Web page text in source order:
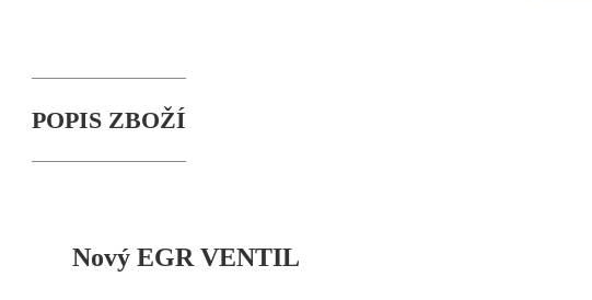
POPIS ZBOŽÍ
Nový EGR VENTIL